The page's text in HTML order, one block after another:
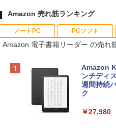
Amazon 売れ筋ランキング
ノートPC
Apple
プ搭載13
e
inaディス
eTime
PCソフト
Xbox プ
ルコード
ンライン
生成AIパ
￥1,766
Amazon 電子書籍リーダー の売れ
Amazon
ンチディ
週間持続
ク
￥27,980